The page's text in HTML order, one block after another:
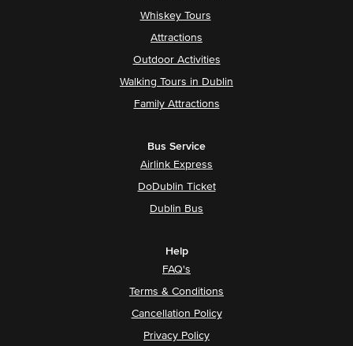
Whiskey Tours
Attractions
Outdoor Activities
Walking Tours in Dublin
Family Attractions
Bus Service
Airlink Express
DoDublin Ticket
Dublin Bus
Help
FAQ's
Terms & Conditions
Cancellation Policy
Privacy Policy